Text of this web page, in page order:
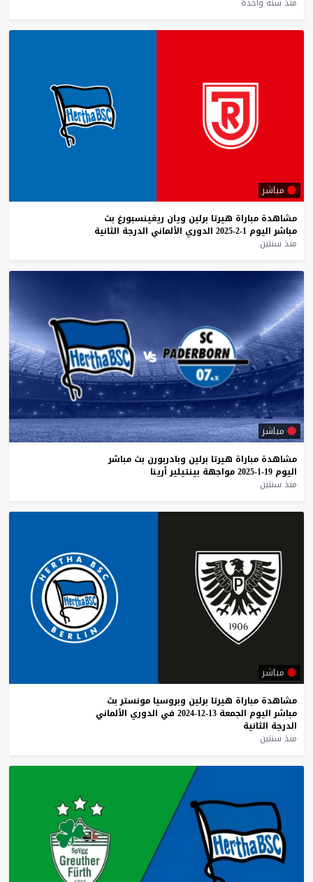
مباشر
مشاهدة مباراة هيرتا برلين ويان ريغينسبورغ بث
مباشر اليوم 1-2-2025 الدوري الألماني الدرجة الثانية
منذ سنتين
مباشر
مشاهدة مباراة هيرتا برلين وبادربورن بث مباشر
اليوم 19-1-2025 مواجهة بينتيلير أرينا
منذ سنتين
مباشر
مشاهدة مباراة هيرتا برلين وبروسيا مونستر بث
مباشر اليوم الجمعة 13-12-2024 في الدوري الألماني
الدرجة الثانية
منذ سنتين